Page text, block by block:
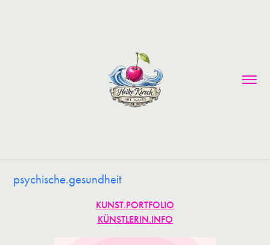
psychische.gesundheit
KUNST.PORTFOLIO
KÜNSTLERIN.INFO